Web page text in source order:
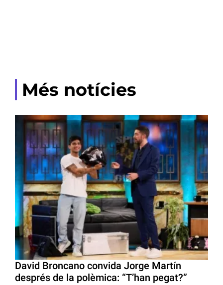
Més notícies
David Broncano convida Jorge Martín
després de la polèmica: “T’han pegat?”